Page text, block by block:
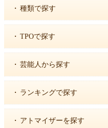
・ 種類で探す
・ TPOで探す
・ 芸能人から探す
・ ランキングで探す
・ アトマイザーを探す